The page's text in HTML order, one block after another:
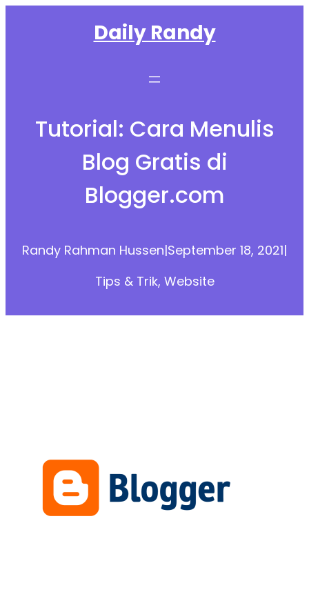
Daily Randy
Tutorial: Cara Menulis
Blog Gratis di
Blogger.com
Randy Rahman Hussen|September 18, 2021|
Tips & Trik, Website